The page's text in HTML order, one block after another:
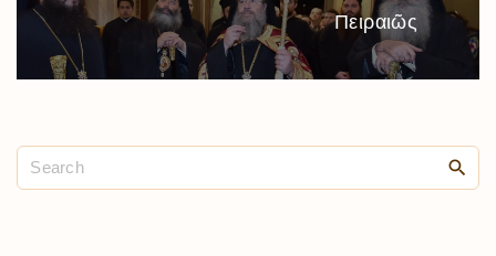
Πειραιῶς